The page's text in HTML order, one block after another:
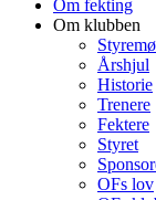
Om fekting
Om klubben
Årshjul
Historie
Trenere
Fektere
Styret
OFs lov